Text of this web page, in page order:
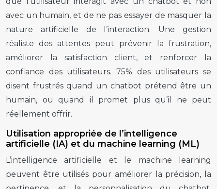
avec un humain, et de ne pas essayer de masquer la
nature artificielle de l’interaction. Une gestion
réaliste des attentes peut prévenir la frustration,
améliorer la satisfaction client, et renforcer la
confiance des utilisateurs. 75% des utilisateurs se
disent frustrés quand un chatbot prétend être un
humain, ou quand il promet plus qu’il ne peut
réellement offrir.
Utilisation appropriée de l’intelligence
artificielle (IA) et du machine learning (ML)
L’intelligence artificielle et le machine learning
peuvent être utilisés pour améliorer la précision, la